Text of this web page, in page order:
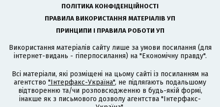
ПОЛІТИКА КОНФІДЕНЦІЙНОСТІ
ПРАВИЛА ВИКОРИСТАННЯ МАТЕРІАЛІВ УП
ПРИНЦИПИ І ПРАВИЛА РОБОТИ УП
Використання матеріалів сайту лише за умови посилання (для
інтернет-видань - гіперпосилання) на "Економічну правду".
Всі матеріали, які розміщені на цьому сайті із посиланням на
агентство "Інтерфакс-Україна", не підлягають подальшому
відтворенню та/чи розповсюдженню в будь-якій формі,
інакше як з письмового дозволу агентства "Інтерфакс-